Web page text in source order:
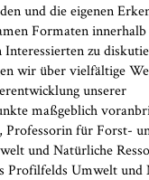
und die eigenen
Formaten
zu
wir über vielfältige
unserer
maßgeblich
Professorin für Forst-
und Natürliche
Profilfelds Umwelt und